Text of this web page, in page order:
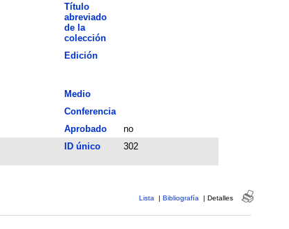
Título
abreviado
de la
colección
Edición
Medio
Conferencia
Aprobado
no
ID único 302
Lista | Bibliografía | Detalles